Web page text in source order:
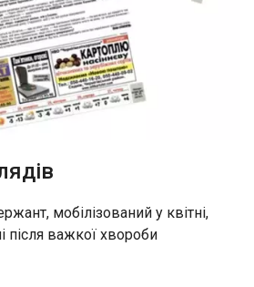
мобілізований у квітні,
після важкої хвороби